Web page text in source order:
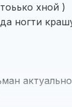
хной )
ногти